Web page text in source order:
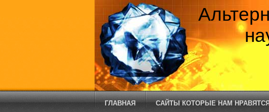
ГЛАВНАЯ САЙТЫ КОТОРЫЕ НАМ НРАВЯТСЯ